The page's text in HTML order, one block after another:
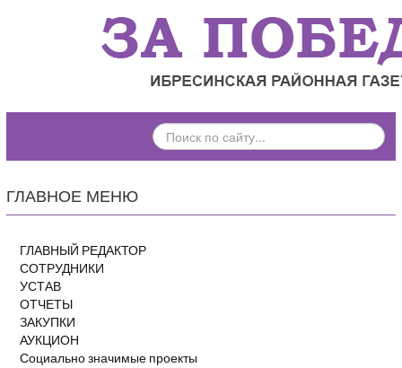
ПОИСК
ПО
ГЛАВНОЕ МЕНЮ
ГЛАВНЫЙ РЕДАКТОР
СОТРУДНИКИ
УСТАВ
ОТЧЕТЫ
ЗАКУПКИ
АУКЦИОН
Социально значимые проекты